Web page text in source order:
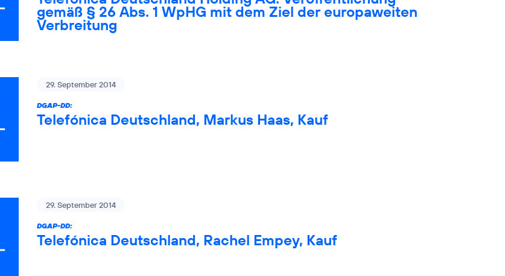
gemäß § 26 Abs. 1 WpHG mit dem Ziel der europaweiten
Verbreitung
29. September 2014
DGAP-DD:
Telefónica Deutschland, Markus Haas, Kauf
29. September 2014
DGAP-DD:
Telefónica Deutschland, Rachel Empey, Kauf